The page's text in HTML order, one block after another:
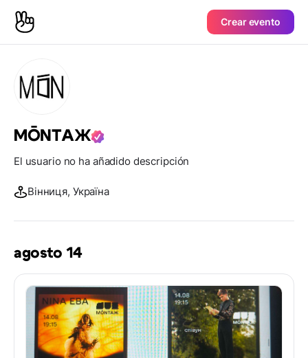
Crear evento
MŌNТАЖ
El usuario no ha añadido descripción
Вінниця, Україна
agosto 14